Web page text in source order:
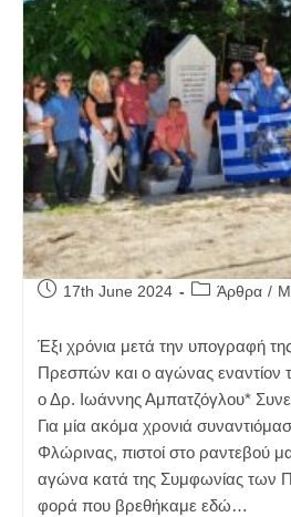
Post17th June 2024
PostΆρθρα /
Έξι χρόνια μετά την υπογραφή
Πρεσπών και ο αγώνας εναντίον
ο Δρ. Ιωάννης Αμπατζόγλου*
Για μία ακόμα χρονιά
Φλώρινας, πιστοί στο ραντεβού
αγώνα κατά της Συμφωνίας των
φορά που βρεθήκαμε εδώ…